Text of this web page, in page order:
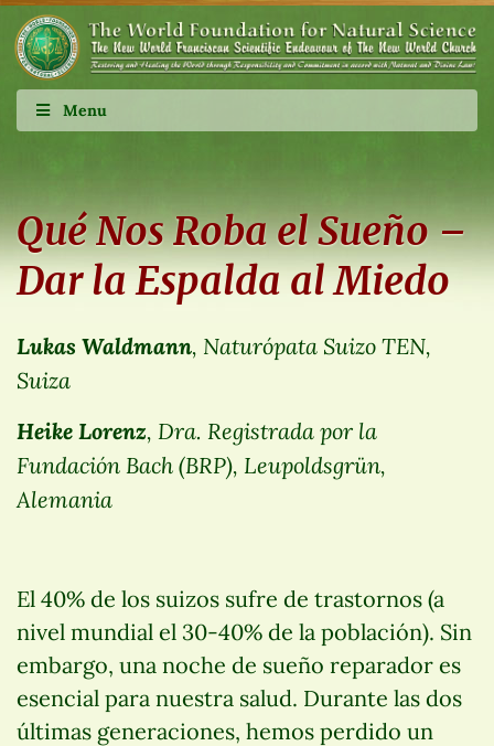
Menu
Qué Nos Roba el Sueño –
Dar la Espalda al Miedo
Lukas Waldmann, Naturópata Suizo TEN,
Suiza
Heike Lorenz, Dra. Registrada por la
Fundación Bach (BRP), Leupoldsgrün,
Alemania
El 40% de los suizos sufre de trastornos (a
nivel mundial el 30-40% de la población). Sin
embargo, una noche de sueño reparador es
esencial para nuestra salud. Durante las dos
últimas generaciones, hemos perdido un